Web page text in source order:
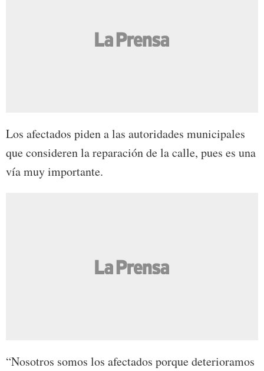
Los afectados piden a las autoridades municipales
que consideren la reparación de la calle, pues es una
vía muy importante.
“Nosotros somos los afectados porque deterioramos